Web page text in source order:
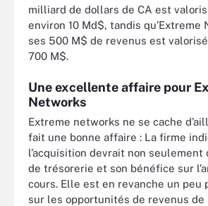
milliard de dollars de CA est
environ 10 Md$, tandis qu’Extreme
ses 500 M$ de revenus est
700 M$.
Une excellente affaire pour
Networks
Extreme networks ne se cache
fait une bonne affaire : La firme
l’acquisition devrait non seulement
de trésorerie et son bénéfice sur
cours. Elle est en revanche un peu
sur les opportunités de revenus de